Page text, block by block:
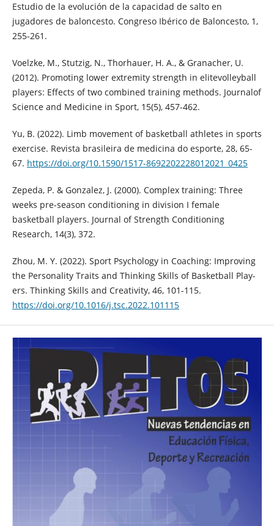
Estudio de la evolución de la capacidad de salto en
jugadores de baloncesto. Congreso Ibérico de Baloncesto, 1,
255-261.
Voelzke, M., Stutzig, N., Thorhauer, H. A., & Granacher, U.
(2012). Promoting lower extremity strength in elitevolleyball
players: Effects of two combined training methods. Journalof
Science and Medicine in Sport, 15(5), 457-462.
Yu, B. (2022). Limb movement of basketball athletes in sports
exercise. Revista brasileira de medicina do esporte, 28, 65-
67. https://doi.org/10.1590/1517-8692202228012021_0425
Zepeda, P. & Gonzalez, J. (2000). Complex training: Three
weeks pre-season conditioning in division I female
basketball players. Journal of Strength Conditioning
Research, 14(3), 372.
Zhou, M. Y. (2022). Sport Psychology in Coaching: Improving
the Personality Traits and Thinking Skills of Basketball Play-
ers. Thinking Skills and Creativity, 46, 101-115.
https://doi.org/10.1016/j.tsc.2022.101115